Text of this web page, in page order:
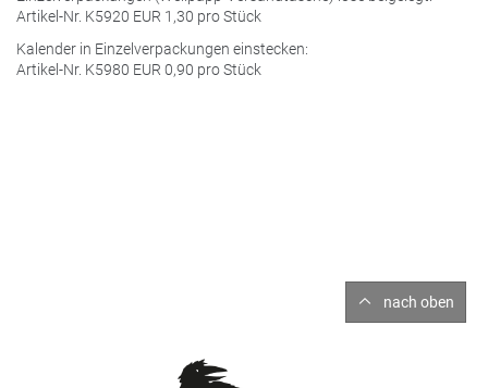
Artikel-Nr. K5920 EUR 1,30 pro Stück
Kalender in Einzelverpackungen einstecken:
Artikel-Nr. K5980 EUR 0,90 pro Stück
nach oben